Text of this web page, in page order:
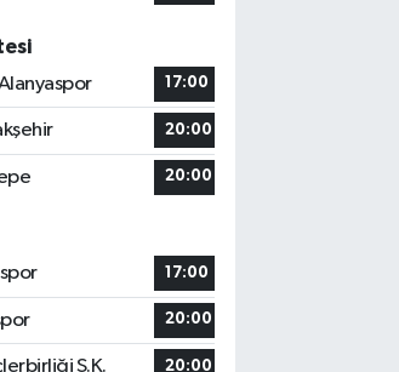
17:00
20:00
20:00
17:00
20:00
S.K. 20:00